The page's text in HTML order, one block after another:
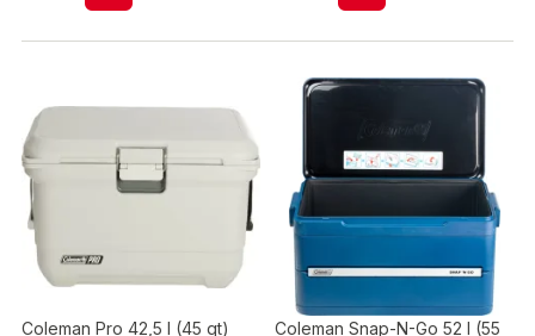
Coleman Pro 42,5 l (45 qt) Coleman Snap-N-Go 52 l (55